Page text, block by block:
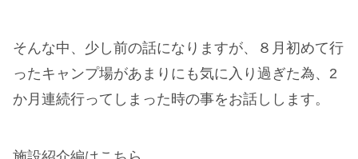
そんな中、少し前の話になりますが、８月初めて行
ったキャンプ場があまりにも気に入り過ぎた為、2
か月連続行ってしまった時の事をお話しします。